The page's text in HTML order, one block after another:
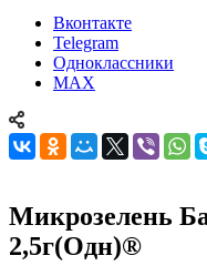
Вконтакте
Telegram
Одноклассники
MAX
Микрозелень
2,5г(Одн)®